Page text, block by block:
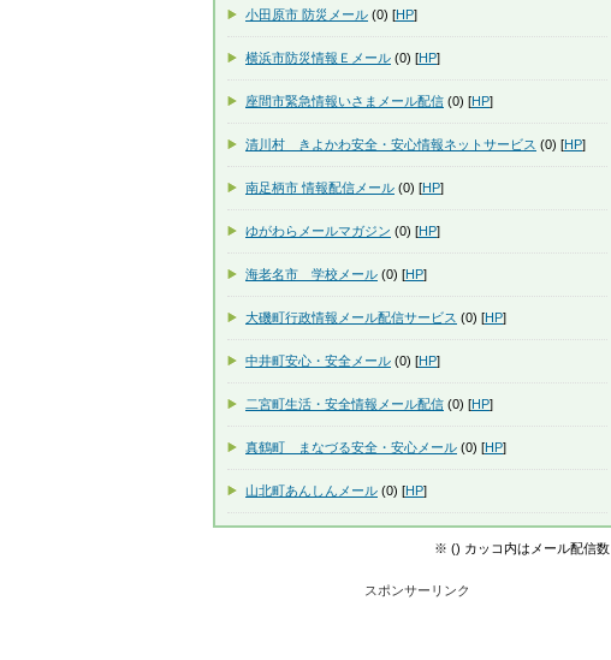
小田原市 防災メール (0) [HP]
横浜市防災情報Ｅメール (0) [HP]
座間市緊急情報いさまメール配信 (0) [HP]
清川村 きよかわ安全・安心情報ネットサービス (0) [HP]
南足柄市 情報配信メール (0) [HP]
ゆがわらメールマガジン (0) [HP]
海老名市 学校メール (0) [HP]
大磯町行政情報メール配信サービス (0) [HP]
中井町安心・安全メール (0) [HP]
二宮町生活・安全情報メール配信 (0) [HP]
真鶴町 まなづる安全・安心メール (0) [HP]
山北町あんしんメール (0) [HP]
※ () カッコ内はメール配信数
スポンサーリンク